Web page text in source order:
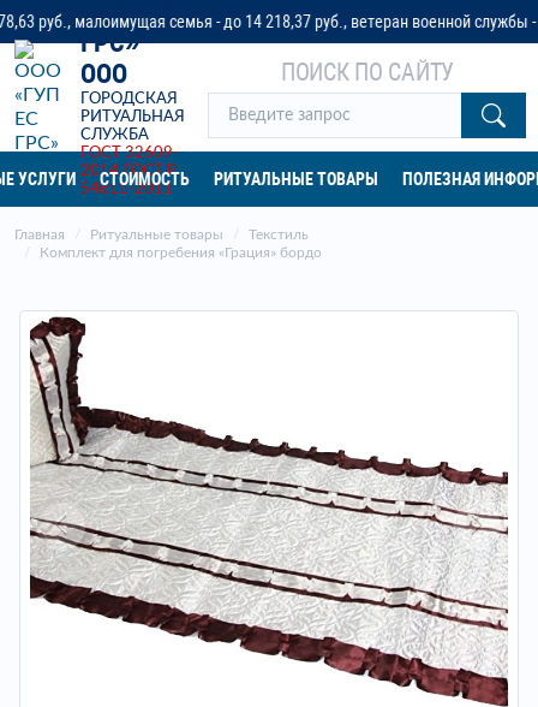
семья - до 14 218,37 руб., ветеран военной службы - до 32
«ГУП ЕС
ГРС»
ООО
ГОРОДСКАЯ
РИТУАЛЬНАЯ
СЛУЖБА
ГОСТ 32609-
2014 ГОСТ Р
54611-2011
ПОИСК ПО САЙТУ
УСЛУГИ СТОИМОСТЬ РИТУАЛЬНЫЕ ТОВАРЫ ПОЛЕЗНАЯ
Главная Ритуальные товары
Текстиль
Комплект для погребения «Грация» бордо